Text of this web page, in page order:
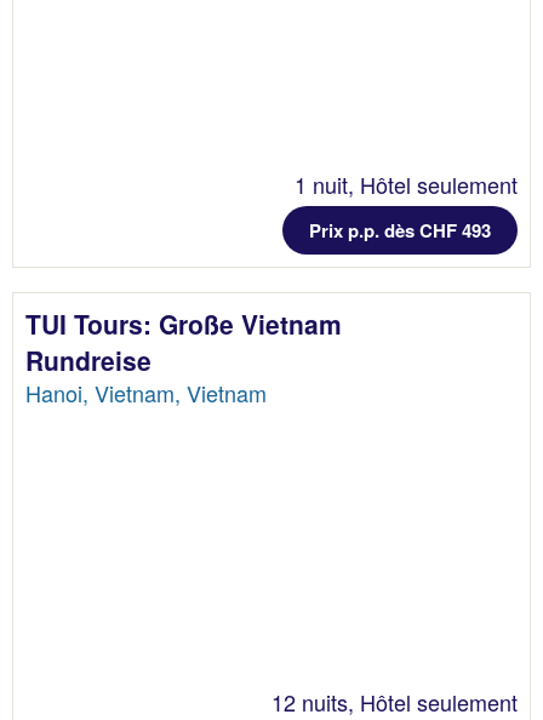
1 nuit, Hôtel seulement
Prix p.p. dès CHF 493
TUI Tours: Große Vietnam
Rundreise
Hanoi, Vietnam, Vietnam
12 nuits, Hôtel seulement